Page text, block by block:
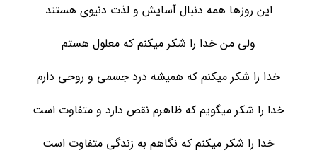
این روزها همه دنبال آسایش و لذت دنیوی هستند
ولی من خدا را شکر میکنم که معلول هستم
خدا را شکر میکنم که همیشه درد جسمی و روحی دارم
خدا را شکر میگویم که ظاهرم نقص دارد و متفاوت است
خدا را شکر میکنم که نگاهم به زندگی متفاوت است